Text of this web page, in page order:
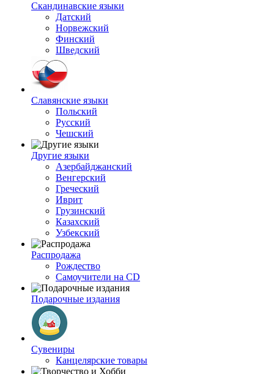
Скандинавские языки
Датский
Норвежский
Финский
Шведский
Славянские языки
Польский
Русский
Чешский
Другие языки
Азербайджанский
Венгерский
Греческий
Иврит
Грузинский
Казахский
Узбекский
Распродажа
Рождество
Самоучители на CD
Подарочные издания
Сувениры
Канцелярские товары